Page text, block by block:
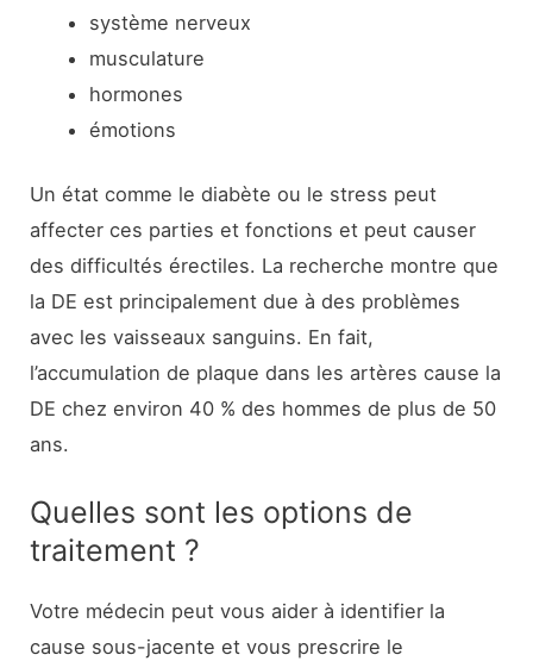
système nerveux
musculature
hormones
émotions
Un état comme le diabète ou le stress peut
affecter ces parties et fonctions et peut causer
des difficultés érectiles. La recherche montre que
la DE est principalement due à des problèmes
avec les vaisseaux sanguins. En fait,
l’accumulation de plaque dans les artères cause la
DE chez environ 40 % des hommes de plus de 50
ans.
Quelles sont les options de
traitement ?
Votre médecin peut vous aider à identifier la
cause sous-jacente et vous prescrire le